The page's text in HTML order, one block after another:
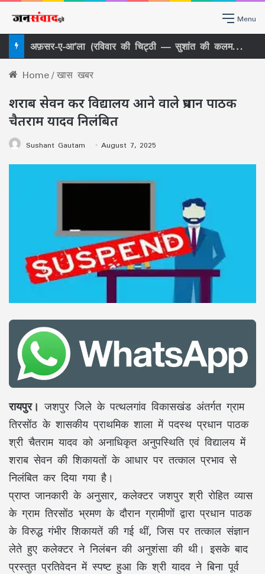
Menu
अफ़सर-ए-आ’ला (रविवार की चिट्ठी — सुशांत की कलम से)
Home/खास खबर
शराब सेवन कर विद्यालय आने वाले प्रधान पाठक
चैतराम यादव निलंबित
Sushant Gautam August 7, 2025
रायपुर। जशपुर जिले के पत्थलगांव विकासखंड अंतर्गत ग्राम
तिरसोंठ के शासकीय प्राथमिक शाला में पदस्थ प्रधान पाठक
श्री चैतराम यादव को अनाधिकृत अनुपस्थिति एवं विद्यालय में
शराब सेवन की शिकायतों के आधार पर तत्काल प्रभाव से
निलंबित कर दिया गया है।
प्राप्त जानकारी के अनुसार, कलेक्टर जशपुर श्री रोहित व्यास
के ग्राम तिरसोंठ भ्रमण के दौरान ग्रामीणों द्वारा प्रधान पाठक
के विरुद्ध गंभीर शिकायतें की गई थीं, जिस पर तत्काल संज्ञान
लेते हुए कलेक्टर ने निलंबन की अनुशंसा की थी। इसके बाद
प्रस्तुत प्रतिवेदन में स्पष्ट हुआ कि श्री यादव ने बिना पूर्व